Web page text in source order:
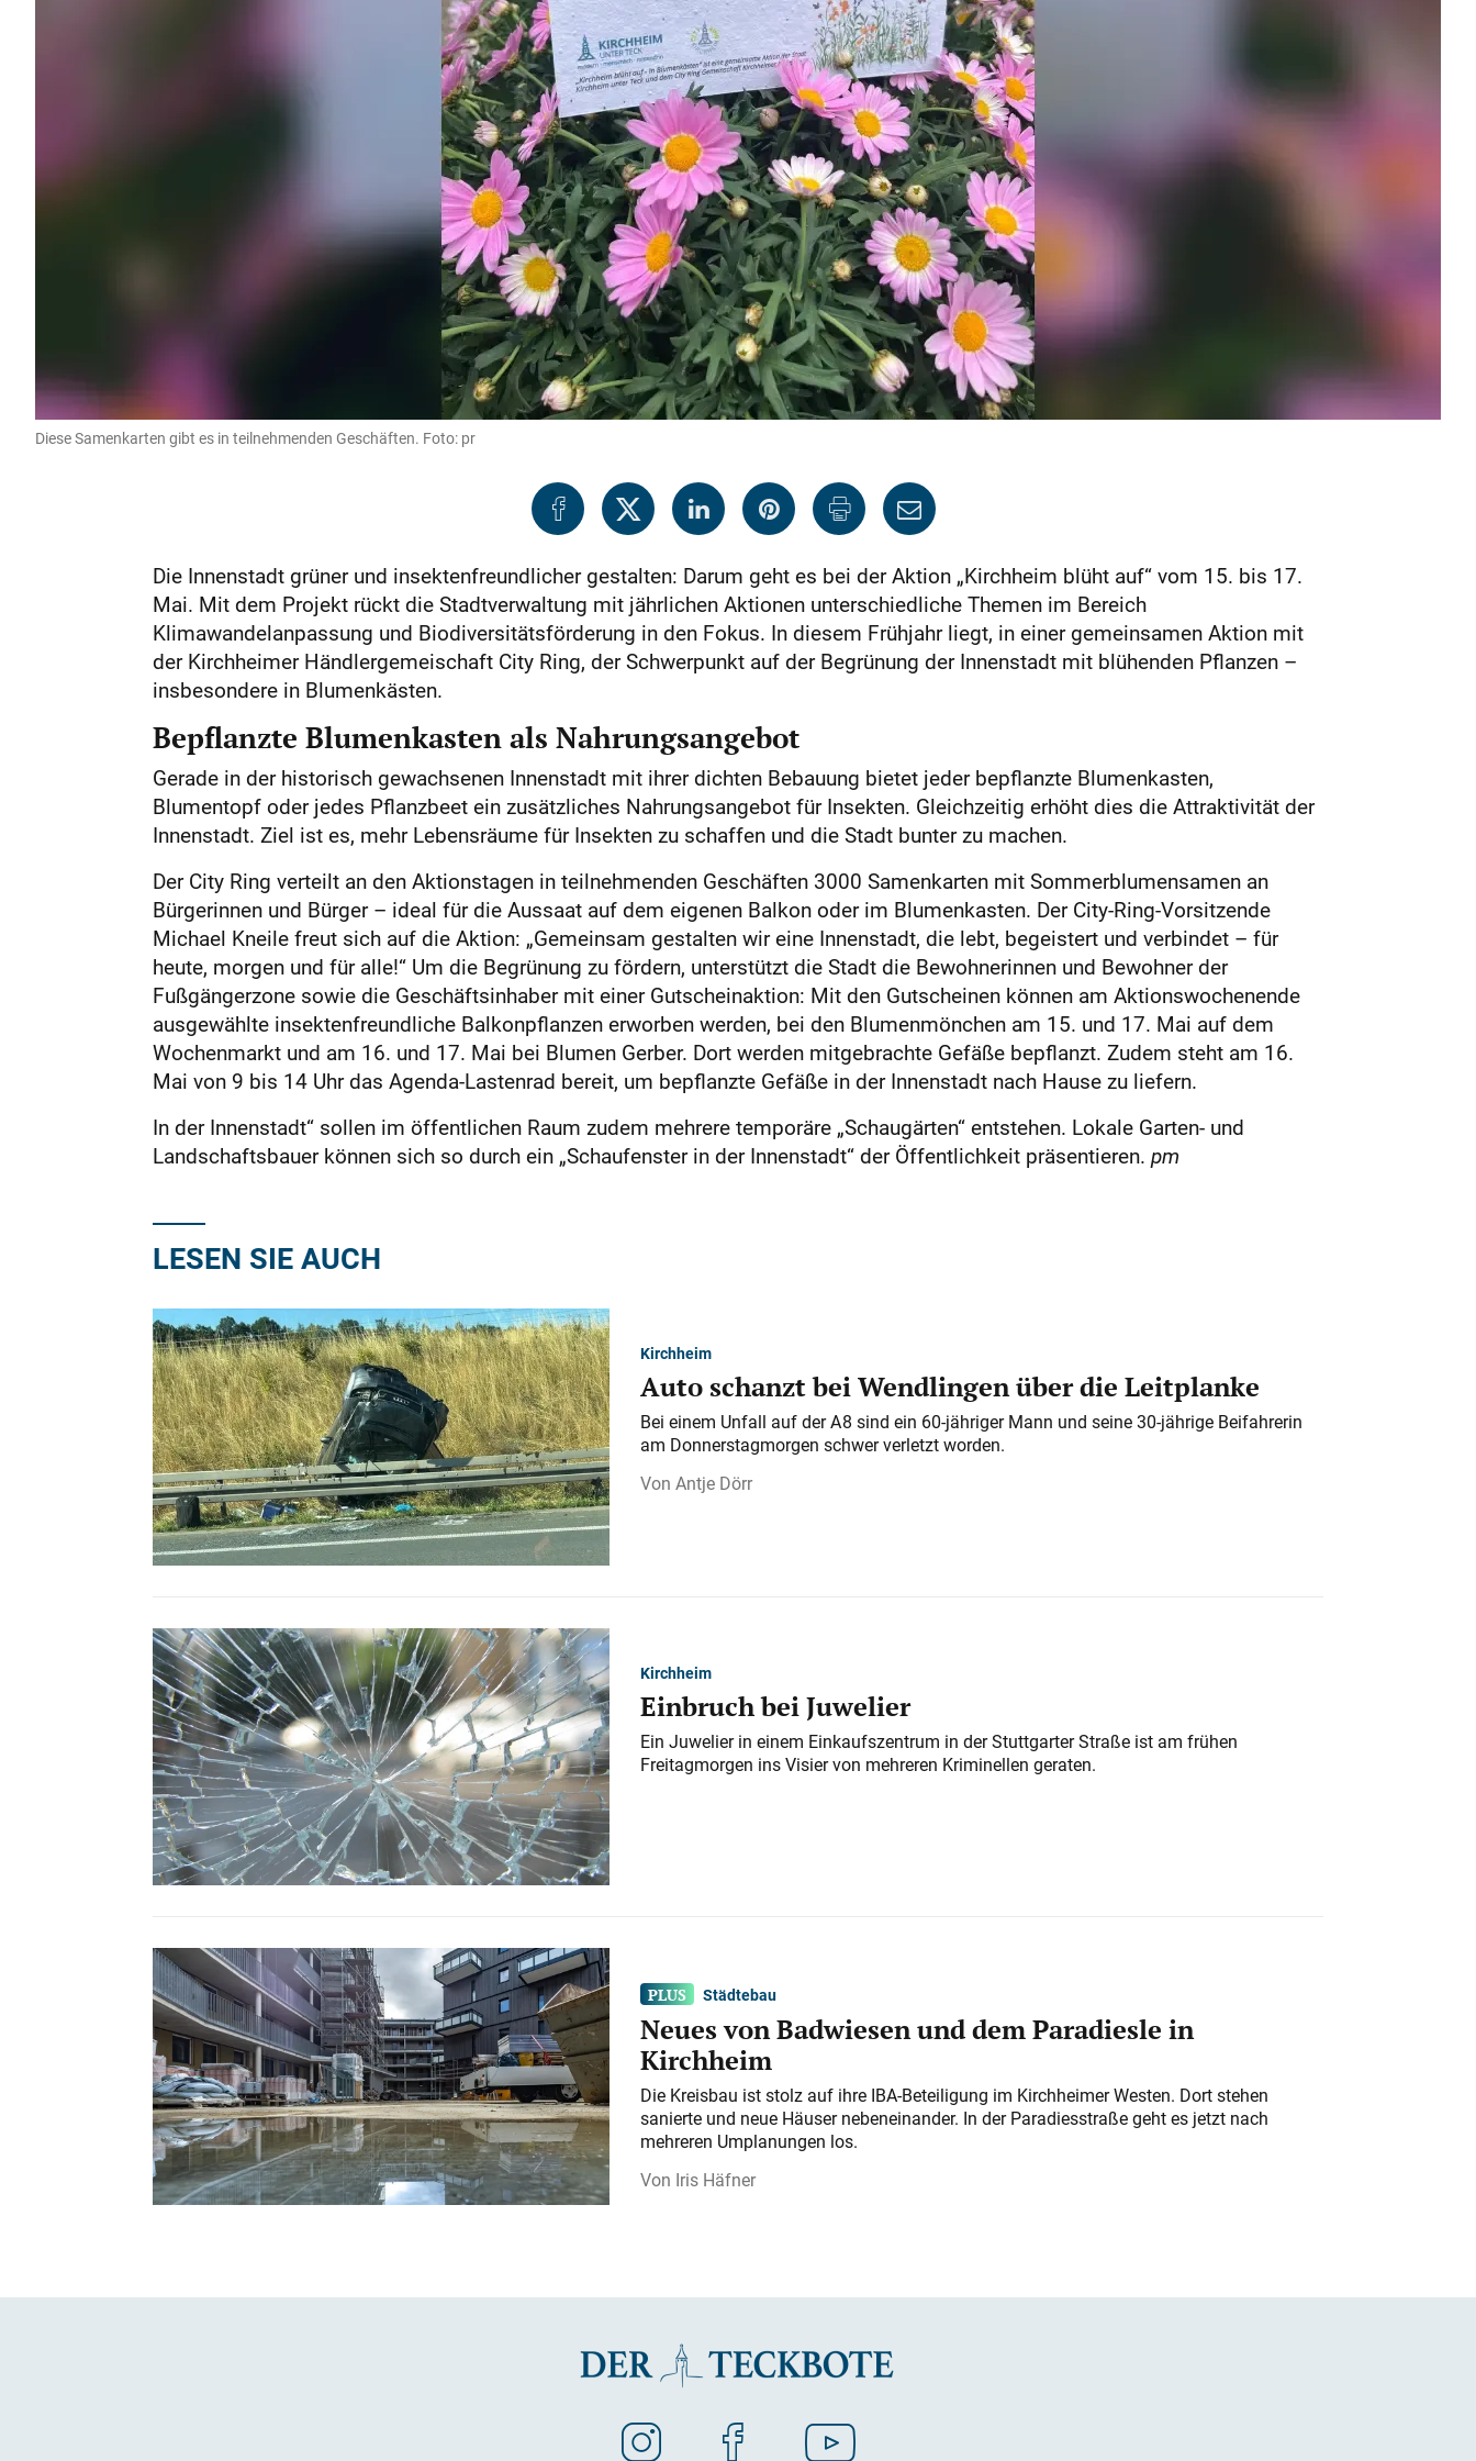
Diese Samenkarten gibt es in teilnehmenden Geschäften. Foto: pr
Die Innenstadt grüner und insektenfreundlicher gestalten: Darum geht es bei der Aktion „Kirchheim blüht auf“ vom 15. bis 17.
Mai. Mit dem Projekt rückt die Stadtverwaltung mit jährlichen Aktionen unterschiedliche Themen im Bereich
Klimawandelanpassung und Biodiversitätsförderung in den Fokus. In diesem Frühjahr liegt, in einer gemeinsamen Aktion mit
der Kirchheimer Händlergemeischaft City Ring, der Schwerpunkt auf der Begrünung der Innenstadt mit blühenden Pflanzen –
insbesondere in Blumenkästen.
Bepflanzte Blumenkasten als Nahrungsangebot
Gerade in der historisch gewachsenen Innenstadt mit ihrer dichten Bebauung bietet jeder bepflanzte Blumenkasten,
Blumentopf oder jedes Pflanzbeet ein zusätzliches Nahrungsangebot für Insekten. Gleichzeitig erhöht dies die Attraktivität der
Innenstadt. Ziel ist es, mehr Lebensräume für Insekten zu schaffen und die Stadt bunter zu machen.
Der City Ring verteilt an den Aktionstagen in teilnehmenden Geschäften 3000 Samenkarten mit Sommerblumensamen an
Bürgerinnen und Bürger – ideal für die Aussaat auf dem eigenen Balkon oder im Blumenkasten. Der City-Ring-Vorsitzende
Michael Kneile freut sich auf die Aktion: „Gemeinsam gestalten wir eine Innenstadt, die lebt, begeistert und verbindet – für
heute, morgen und für alle!“ Um die Begrünung zu fördern, unterstützt die Stadt die Bewohnerinnen und Bewohner der
Fußgängerzone sowie die Geschäftsinhaber mit einer Gutscheinaktion: Mit den Gutscheinen können am Aktionswochenende
ausgewählte insektenfreundliche Balkonpflanzen erworben werden, bei den Blumenmönchen am 15. und 17. Mai auf dem
Wochenmarkt und am 16. und 17. Mai bei Blumen Gerber. Dort werden mitgebrachte Gefäße bepflanzt. Zudem steht am 16.
Mai von 9 bis 14 Uhr das Agenda-Lastenrad bereit, um bepflanzte Gefäße in der Innenstadt nach Hause zu liefern.
In der Innenstadt“ sollen im öffentlichen Raum zudem mehrere temporäre „Schaugärten“ entstehen. Lokale Garten- und
Landschaftsbauer können sich so durch ein „Schaufenster in der Innenstadt“ der Öffentlichkeit präsentieren. pm
LESEN SIE AUCH
Kirchheim
Auto schanzt bei Wendlingen über die Leitplanke
Bei einem Unfall auf der A 8 sind ein 60-jähriger Mann und seine 30-jährige Beifahrerin
am Donnerstagmorgen schwer verletzt worden.
Antje Dörr
Kirchheim
Einbruch bei Juwelier
Ein Juwelier in einem Einkaufszentrum in der Stuttgarter Straße ist am frühen
Freitagmorgen ins Visier von mehreren Kriminellen geraten.
Städtebau
Neues von Badwiesen und dem Paradiesle in
Kirchheim
Die Kreisbau ist stolz auf ihre IBA-Beteiligung im Kirchheimer Westen. Dort stehen
sanierte und neue Häuser nebeneinander. In der Paradiesstraße geht es jetzt nach
mehreren Umplanungen los.
Iris Häfner